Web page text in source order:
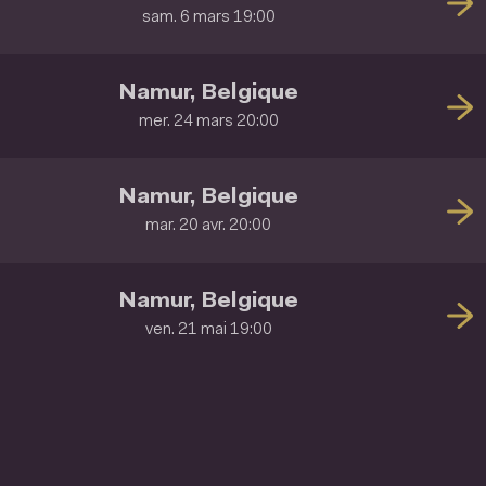
sam. 6 mars 19:00
Namur, Belgique
mer. 24 mars 20:00
Namur, Belgique
mar. 20 avr. 20:00
Namur, Belgique
ven. 21 mai 19:00